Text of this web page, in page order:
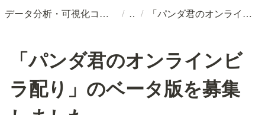
データ分析・可視化コンサルティングなら合同会社プルテウス / / 「パンダ君のオンラインビラ配り」のベータ版を募集しました
「パンダ君のオンラインビ
ラ配り」のベータ版を募集